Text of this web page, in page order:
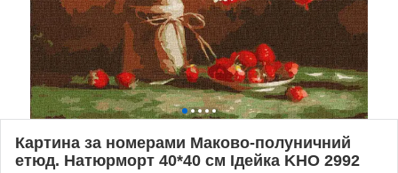
Картина за номерами Маково-полуничний
етюд. Натюрморт 40*40 см Ідейка KHO 2992